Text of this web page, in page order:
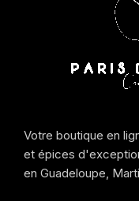
Votre boutique en
et épices
en Guadeloupe,